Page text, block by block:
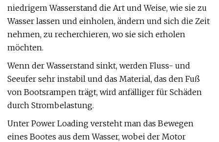
niedrigem Wasserstand die Art und Weise, wie sie zu
Wasser lassen und einholen, ändern und sich die Zeit
nehmen, zu recherchieren, wo sie sich erholen
möchten.
Wenn der Wasserstand sinkt, werden Fluss- und
Seeufer sehr instabil und das Material, das den Fuß
von Bootsrampen trägt, wird anfälliger für Schäden
durch Strombelastung.
Unter Power Loading versteht man das Bewegen
eines Bootes aus dem Wasser, wobei der Motor